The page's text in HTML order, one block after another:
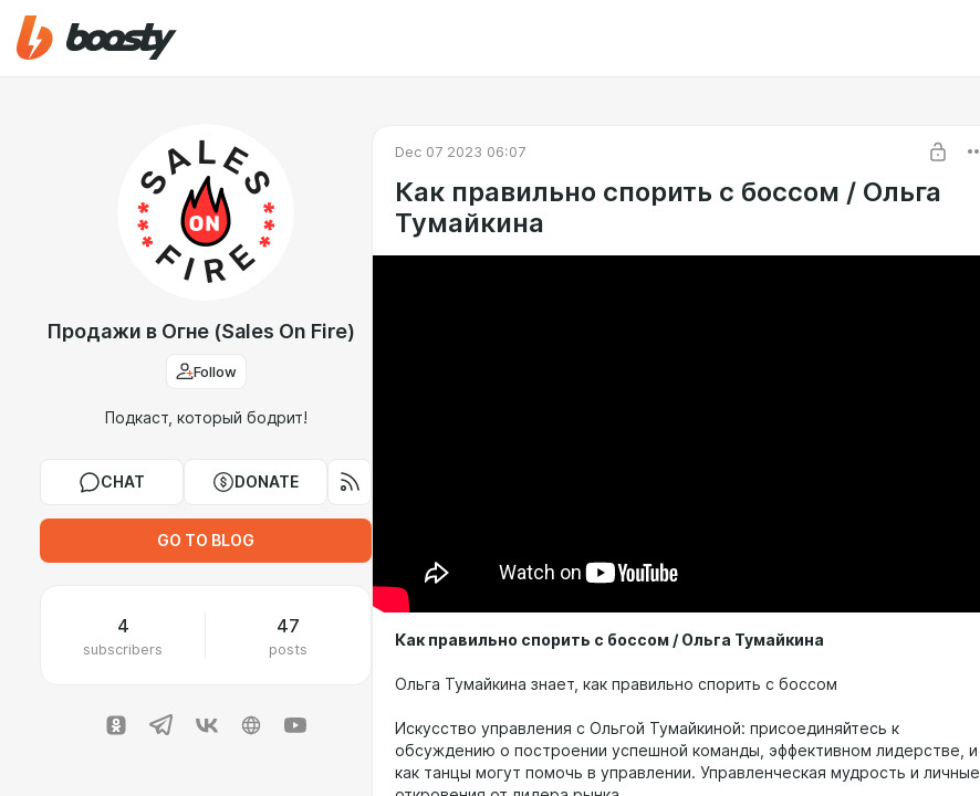
Продажи в Огне (Sales On Fire)
Follow
Подкаст, который бодрит!
CHAT DONATE
GO TO BLOG
4
subscribers
47
posts
Dec 07 2023 06:07
Как правильно спорить с боссом / Ольга
Тумайкина
Как правильно спорить с боссом / Ольга Тумайкина
Ольга Тумайкина знает, как правильно спорить с боссом
Искусство управления с Ольгой Тумайкиной: присоединяйтесь к
обсуждению о построении успешной команды, эффективном лидерстве, и
как танцы могут помочь в управлении. Управленческая мудрость и личные